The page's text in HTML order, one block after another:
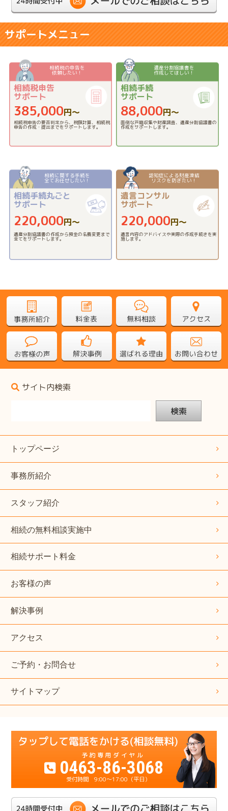
サポートメニュー
相続税の申告を
依頼したい！
相続税申告
サポート
385,000円〜
相続税申告の要否判定から、税額計算、相続税
申告の作成・提出までをサポートします。
遺産分割協議書を
作成してほしい！
相続手続
サポート
88,000円〜
面倒な戸籍収集や財産調査、遺産分割協議書の
作成をサポートします。
相続に関する手続を
全てお任せしたい！
相続手続丸ごと
サポート
220,000円〜
遺産分割協議書の作成から預金の名義変更まで
全てをサポートします。
認知症による財産凍結
リスクを防ぎたい！
遺言コンサル
サポート
220,000円〜
遺言内容のアドバイスや実際の作成手続きを実
施します。
サイト内検索
検索
トップページ
事務所紹介
スタッフ紹介
相続の無料相談実施中
相続サポート料金
お客様の声
解決事例
アクセス
ご予約・お問合せ
サイトマップ
0463-86-3068
9:00～17:00（平日）